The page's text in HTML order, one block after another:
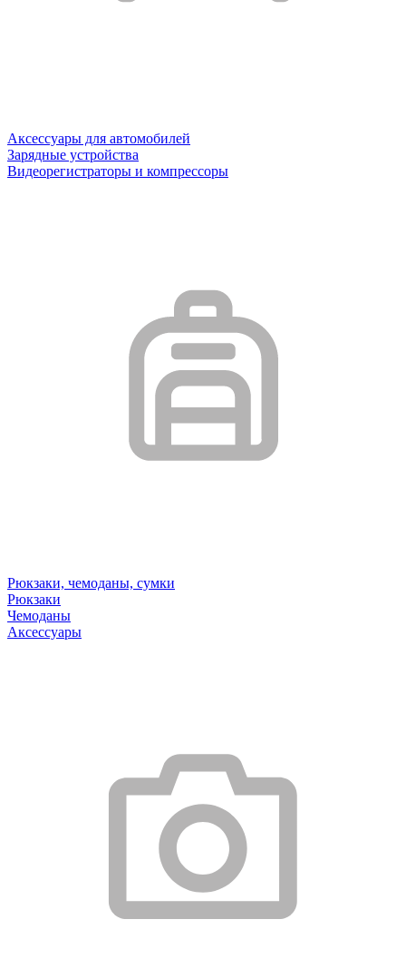
Аксессуары для автомобилей
Зарядные устройства
Видеорегистраторы и компрессоры
Рюкзаки, чемоданы, сумки
Рюкзаки
Чемоданы
Аксессуары